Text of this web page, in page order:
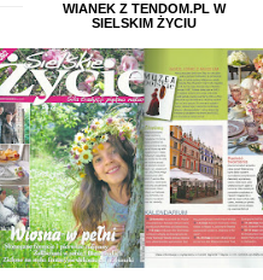
WIANEK Z TENDOM.PL W
SIELSKIM ŻYCIU